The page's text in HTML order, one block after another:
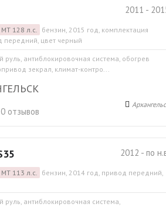
2011 -
128 л.с. бензин, 2015 год, комплектация
передний, цвет черный
руль, антиблокировочная система, обогрев
зекрал, климат-контро...
0 отзывов
2012 - по
113 л.с. бензин, 2014 год, привод передний,
руль, антиблокировочная система,